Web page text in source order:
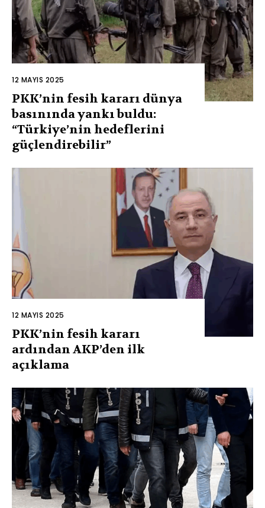
12 MAYIS 2025
PKK’nin fesih kararı dünya
basınında yankı buldu:
“Türkiye’nin hedeflerini
güçlendirebilir”
12 MAYIS 2025
PKK’nin fesih kararı
ardından AKP’den ilk
açıklama